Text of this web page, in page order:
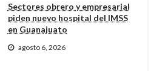
Sectores obrero y empresarial
piden nuevo hospital del IMSS
en Guanajuato
agosto 6, 2026